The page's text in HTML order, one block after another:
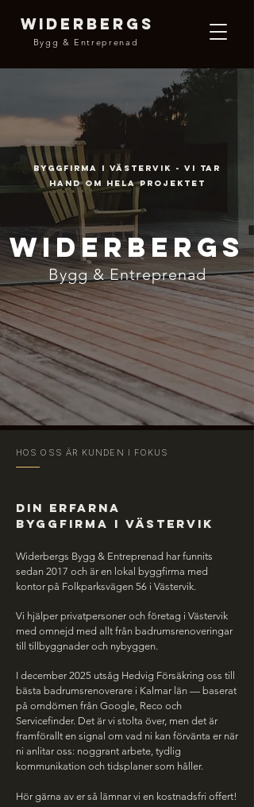
WIDERBERGS
Bygg & Entreprenad
Byggfirma i Västervik - vi tar
hand om hela projektet
WIDERBERGS
Bygg & Entreprenad
HOS OSS ÄR KUNDEN I FOKUS
DIN ERFARNA
BYGGFIRMA I VÄSTERVIK
​Widerbergs Bygg & Entreprenad har funnits
sedan 2017 och är en lokal byggfirma med
kontor på Folkparksvägen 56 i Västervik.
Vi hjälper privatpersoner och företag i Västervik
med omnejd med allt från badrumsrenoveringar
till tillbyggnader och nybyggen.
I december 2025 utsåg Hedvig Försäkring oss till
bästa badrumsrenoverare i Kalmar län — baserat
på omdömen från Google, Reco och
Servicefinder. Det är vi stolta över, men det är
framförallt en signal om vad ni kan förvänta er när
ni anlitar oss: noggrant arbete, tydlig
kommunikation och tidsplaner som håller.
Hör gärna av er så lämnar vi en kostnadsfri offert!​